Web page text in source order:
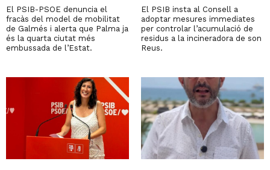
El PSIB-PSOE denuncia el
fracàs del model de mobilitat
de Galmés i alerta que Palma ja
és la quarta ciutat més
embussada de l’Estat.
El PSIB insta al Consell a
adoptar mesures immediates
per controlar l’acumulació de
residus a la incineradora de son
Reus.